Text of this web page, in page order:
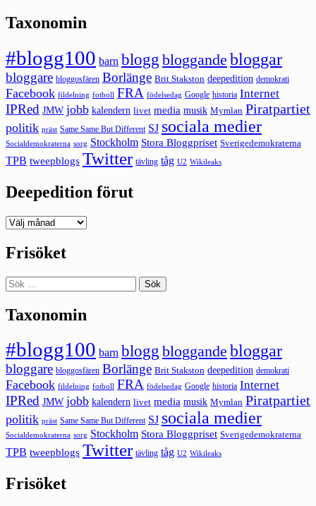
Taxonomin
#blogg100 barn blogg bloggande bloggar
bloggare bloggosfären Borlänge Brit Stakston deepedition demokrati
Facebook fildelning fotboll FRA födelsedag Google historia Internet
IPRed JMW jobb kalendern livet media musik Mymlan Piratpartiet
politik präst Same Same But Different SJ sociala medier
Socialdemokraterna sorg Stockholm Stora Bloggpriset Sverigedemokraterna
TPB tweepblogs Twitter tävling tåg U2 Wikileaks
Deepedition förut
Deepedition
Frisöket
Sök
efter:
Taxonomin
#blogg100 barn blogg bloggande bloggar
bloggare bloggosfären Borlänge Brit Stakston deepedition demokrati
Facebook fildelning fotboll FRA födelsedag Google historia Internet
IPRed JMW jobb kalendern livet media musik Mymlan Piratpartiet
politik präst Same Same But Different SJ sociala medier
Socialdemokraterna sorg Stockholm Stora Bloggpriset Sverigedemokraterna
TPB tweepblogs Twitter tävling tåg U2 Wikileaks
Frisöket